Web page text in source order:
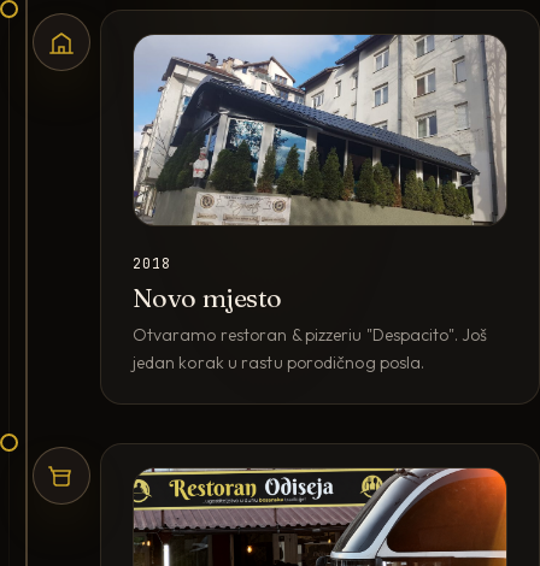
2018
Novo mjesto
Otvaramo restoran & pizzeriu "Despacito". Još
jedan korak u rastu porodičnog posla.